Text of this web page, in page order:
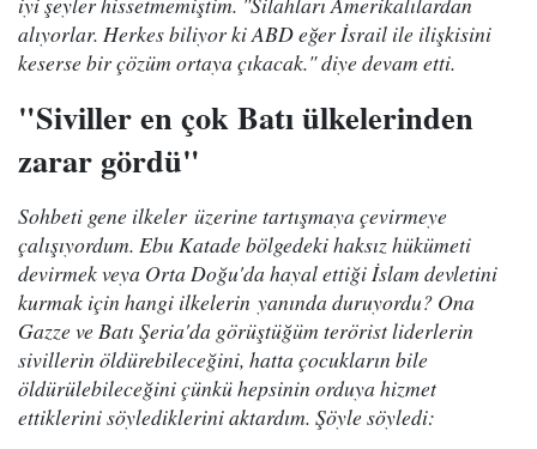
alıyorlar. Herkes biliyor ki ABD eğer İsrail ile ilişkisini
keserse bir çözüm ortaya çıkacak." diye devam etti.
"Siviller en çok Batı ülkelerinden
zarar gördü"
Sohbeti gene ilkeler üzerine tartışmaya çevirmeye
çalışıyordum. Ebu Katade bölgedeki haksız hükümeti
devirmek veya Orta Doğu'da hayal ettiği İslam devletini
kurmak için hangi ilkelerin yanında duruyordu? Ona
Gazze ve Batı Şeria'da görüştüğüm terörist liderlerin
sivillerin öldürebileceğini, hatta çocukların bile
öldürülebileceğini çünkü hepsinin orduya hizmet
ettiklerini söylediklerini aktardım. Şöyle söyledi: